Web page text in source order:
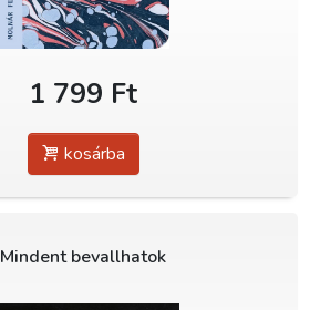
1 799 Ft
kosárba
Mindent bevallhatok